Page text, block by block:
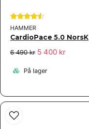
HAMMER
CardioPace 5.0 NorsK
6 490 kr 5 400 kr
På lager